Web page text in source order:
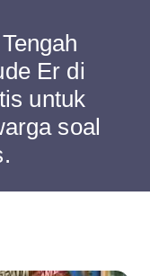
Er di
untuk
soal